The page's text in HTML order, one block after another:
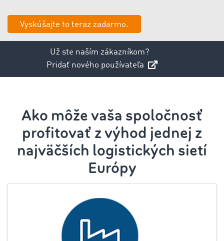
Vyskúšajte to teraz zadarmo.
Už ste naším zákazníkom?
Pridať nového používateľa
Ako môže vaša spoločnosť
profitovať z výhod jednej z
najväčších logistických sietí
Európy